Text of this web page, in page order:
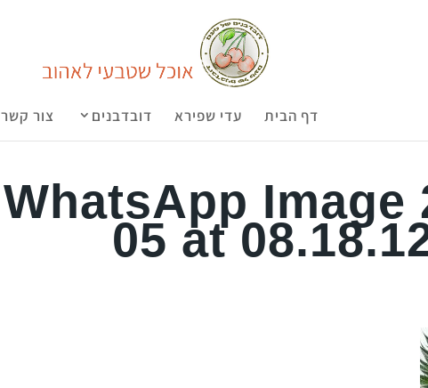
דף הבית עדי שפירא דובדבנים צור קשר
WhatsApp Image
05 at